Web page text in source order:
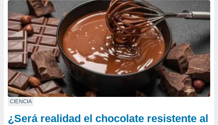
CIENCIA
¿Será realidad el chocolate resistente al